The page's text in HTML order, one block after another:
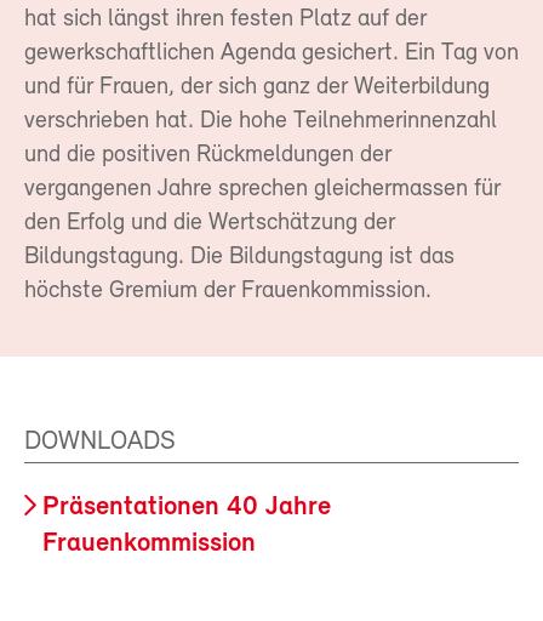
hat sich längst ihren festen Platz auf der
gewerkschaftlichen Agenda gesichert. Ein Tag von
und für Frauen, der sich ganz der Weiterbildung
verschrieben hat. Die hohe Teilnehmerinnenzahl
und die positiven Rückmeldungen der
vergangenen Jahre sprechen gleichermassen für
den Erfolg und die Wertschätzung der
Bildungstagung. Die Bildungstagung ist das
höchste Gremium der Frauenkommission.
DOWNLOADS
Präsentationen 40 Jahre
Frauenkommission